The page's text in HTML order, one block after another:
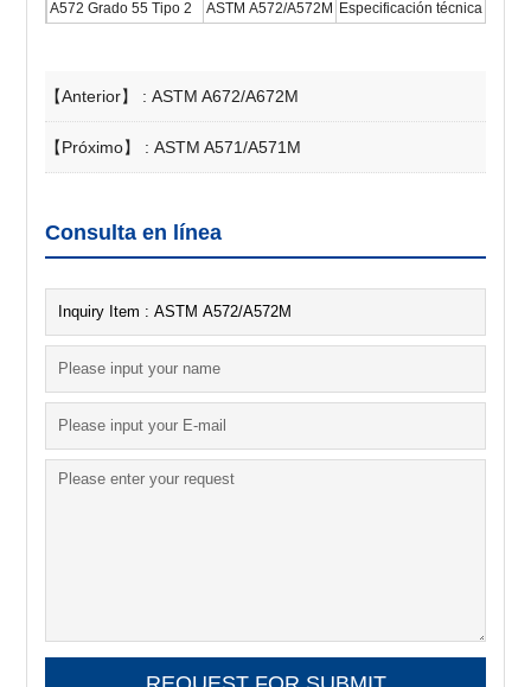
A572 Grado 55 Tipo 2 ASTM A572/A572M Especificación técnica para
【Anterior】 :ASTM A672/A672M
【Próximo】 :ASTM A571/A571M
Consulta en línea